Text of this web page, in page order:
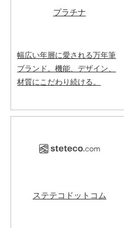
プラチナ
幅広い年層に愛される万年筆
ブランド。機能、デザイン、
材質にこだわり続ける。
ステテコドットコム